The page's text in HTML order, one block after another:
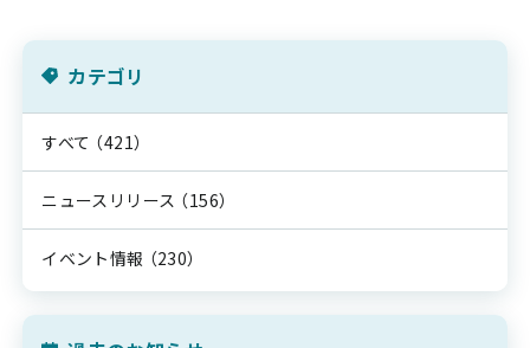
カテゴリ
すべて （421）
ニュースリリース （156）
イベント情報 （230）